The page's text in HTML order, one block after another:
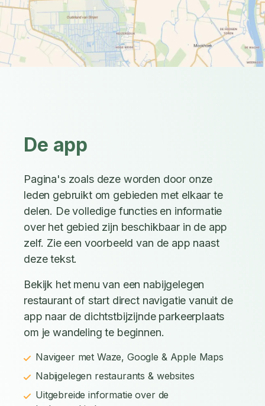
De app
Pagina's zoals deze worden door onze
leden gebruikt om gebieden met elkaar te
delen. De volledige functies en informatie
over het gebied zijn beschikbaar in de app
zelf. Zie een voorbeeld van de app naast
deze tekst.
Bekijk het menu van een nabijgelegen
restaurant of start direct navigatie vanuit de
app naar de dichtstbijzijnde parkeerplaats
om je wandeling te beginnen.
Navigeer met Waze, Google & Apple Maps
Nabijgelegen restaurants & websites
Uitgebreide informatie over de